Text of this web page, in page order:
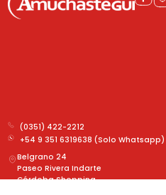
(0351) 422-2212
+54 9 351 6319638 (Solo Whatsapp)
Belgrano 24
Paseo Rivera Indarte
Córdoba Shopping